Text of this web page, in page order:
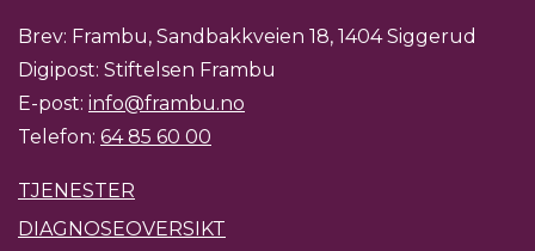
Brev: Frambu, Sandbakkveien 18, 1404 Siggerud
Digipost: Stiftelsen Frambu
E-post: info@frambu.no
Telefon: 64 85 60 00
TJENESTER
DIAGNOSEOVERSIKT